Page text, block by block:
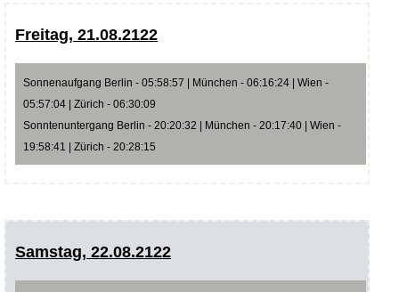
Freitag, 21.08.2122
Sonnenaufgang Berlin - 05:58:57 | München - 06:16:24 | Wien -
05:57:04 | Zürich - 06:30:09
Sonntenuntergang Berlin - 20:20:32 | München - 20:17:40 | Wien -
19:58:41 | Zürich - 20:28:15
Samstag, 22.08.2122